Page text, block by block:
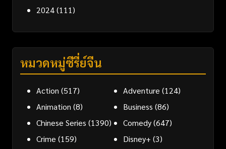
2024(111)
หมวดหมู่ซีรี่ย์จีน
Action (517) Adventure (124)
Animation (8) Business (86)
Chinese Series (1390) Comedy(647)
Crime (159) Disney+ (3)